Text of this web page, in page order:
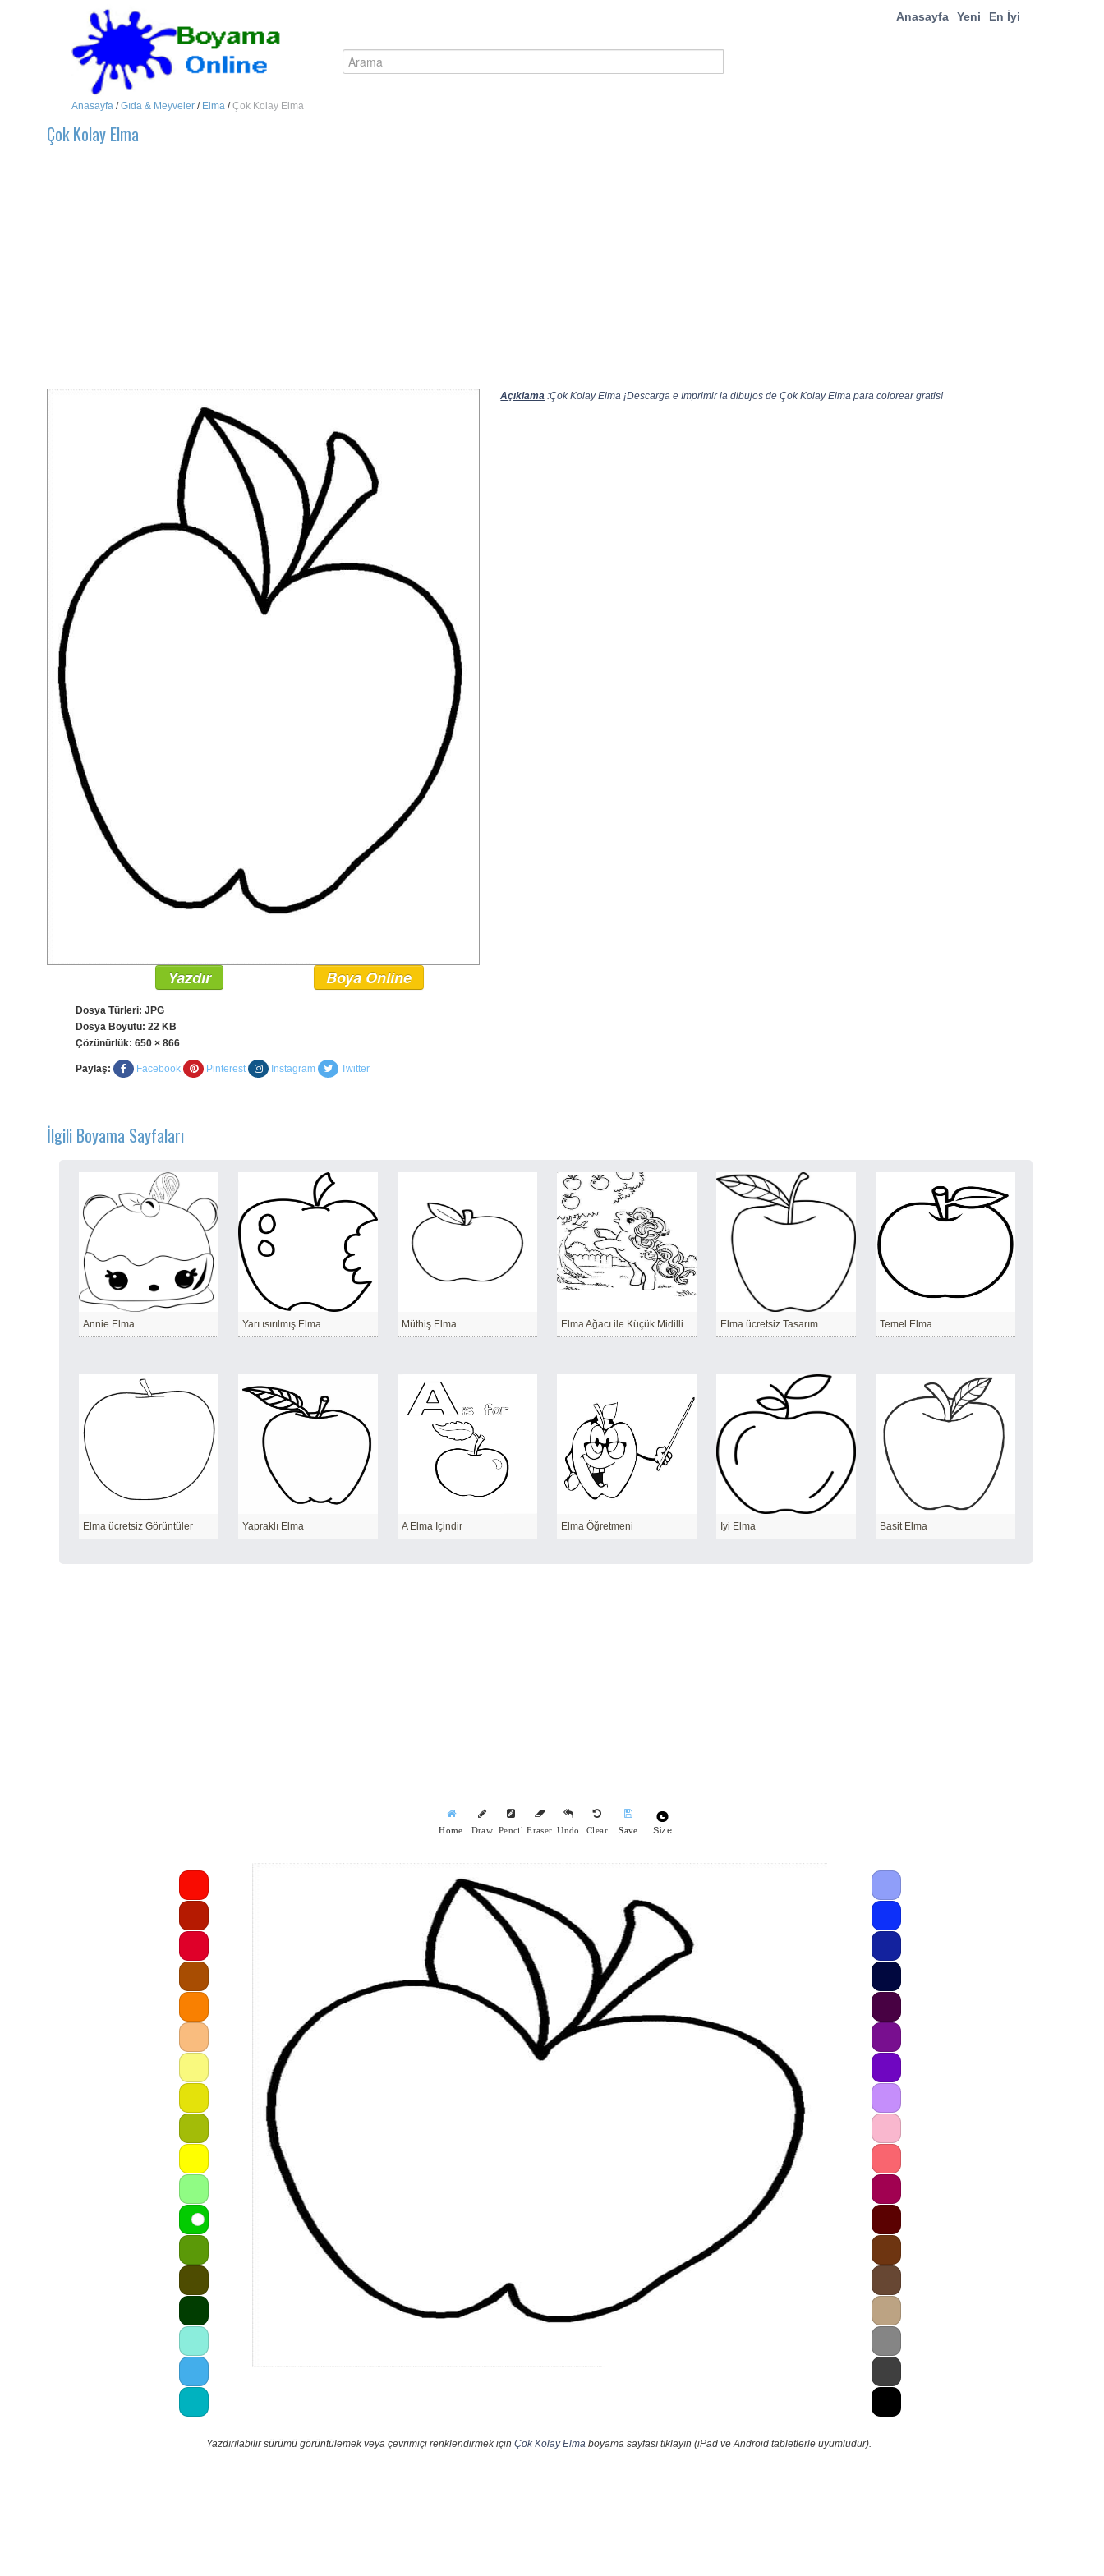
Anasayfa Yeni En İyi
Anasayfa /Gıda & Meyveler / Elma /Çok Kolay Elma
Çok Kolay Elma
Açıklama :Çok Kolay Elma ¡Descarga e Imprimir la dibujos de Çok Kolay Elma para colorear gratis!
Yazdır Boya Online
Dosya Türleri: JPG
Dosya Boyutu: 22 KB
Çözünürlük: 650 × 866
Paylaş: Facebook Pinterest Instagram Twitter
İlgili Boyama Sayfaları
Annie Elma Yarı ısırılmış Elma Müthiş Elma Elma Ağacı ile Küçük Midilli Elma ücretsiz Tasarım Temel Elma
Elma ücretsiz Görüntüler Yapraklı Elma A Elma Içindir Elma Öğretmeni Iyi Elma Basit Elma
Home Draw Pencil Eraser Undo Clear Save Size
Yazdırılabilir sürümü görüntülemek veya çevrimiçi renklendirmek için Çok Kolay Elmaboyama sayfası tıklayın (iPad ve Android tabletlerle uyumludur).